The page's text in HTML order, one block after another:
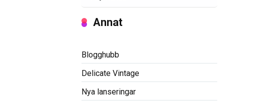
Annat
Blogghubb
Delicate Vintage
Nya lanseringar